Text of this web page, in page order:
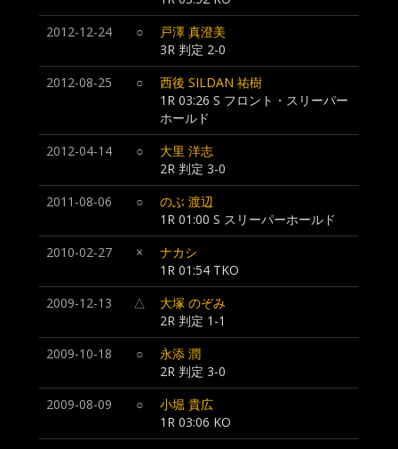
2012-12-24
○
戸澤 真澄美
3R 判定 2-0
2012-08-25
○
西後 SILDAN 祐樹
1R 03:26 S フロント・スリーパー
ホールド
2012-04-14
○
大里 洋志
2R 判定 3-0
2011-08-06
○
のぶ 渡辺
1R 01:00 S スリーパーホールド
2010-02-27
×
ナカシ
1R 01:54 TKO
2009-12-13
△
大塚 のぞみ
2R 判定 1-1
2009-10-18
○
永添 潤
2R 判定 3-0
2009-08-09
○
小堀 貴広
1R 03:06 KO